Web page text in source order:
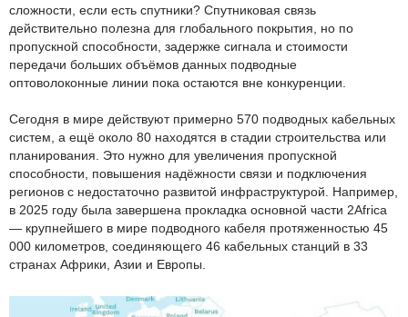
сложности, если есть спутники? Спутниковая связь
действительно полезна для глобального покрытия, но по
пропускной способности, задержке сигнала и стоимости
передачи больших объёмов данных подводные
оптоволоконные линии пока остаются вне конкуренции.
Сегодня в мире действуют примерно 570 подводных кабельных
систем, а ещё около 80 находятся в стадии строительства или
планирования. Это нужно для увеличения пропускной
способности, повышения надёжности связи и подключения
регионов с недостаточно развитой инфраструктурой. Например,
в 2025 году была завершена прокладка основной части 2Africa
— крупнейшего в мире подводного кабеля протяженностью 45
000 километров, соединяющего 46 кабельных станций в 33
странах Африки, Азии и Европы.